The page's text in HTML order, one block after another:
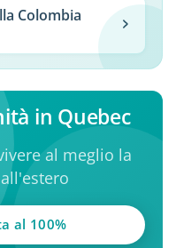
Colombia
in Quebec
al meglio la
al 100%